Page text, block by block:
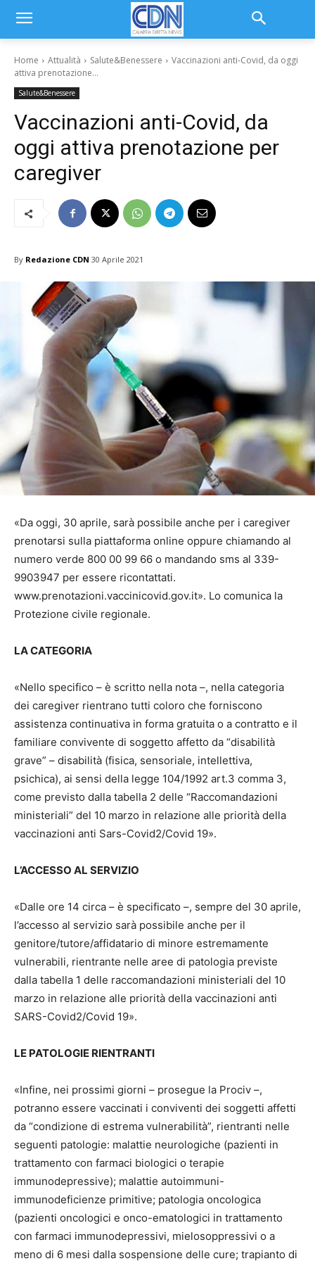
Home Attualità Salute&Benessere
Vaccinazioni anti-Covid, da oggi
attiva prenotazione...
Salute&Benessere
Vaccinazioni anti-Covid, da
oggi attiva prenotazione per
caregiver
By Redazione CDN 30 Aprile 2021
«Da oggi, 30 aprile, sarà possibile anche per i caregiver
prenotarsi sulla piattaforma online oppure chiamando al
numero verde 800 00 99 66 o mandando sms al 339-
9903947 per essere ricontattati.
www.prenotazioni.vaccinicovid.gov.it». Lo comunica la
Protezione civile regionale.
LA CATEGORIA
«Nello specifico – è scritto nella nota –, nella categoria
dei caregiver rientrano tutti coloro che forniscono
assistenza continuativa in forma gratuita o a contratto e il
familiare convivente di soggetto affetto da “disabilità
grave” – disabilità (fisica, sensoriale, intellettiva,
psichica), ai sensi della legge 104/1992 art.3 comma 3,
come previsto dalla tabella 2 delle “Raccomandazioni
ministeriali” del 10 marzo in relazione alle priorità della
vaccinazioni anti Sars-Covid2/Covid 19».
L’ACCESSO AL SERVIZIO
«Dalle ore 14 circa – è specificato –, sempre del 30 aprile,
l’accesso al servizio sarà possibile anche per il
genitore/tutore/affidatario di minore estremamente
vulnerabili, rientrante nelle aree di patologia previste
dalla tabella 1 delle raccomandazioni ministeriali del 10
marzo in relazione alle priorità della vaccinazioni anti
SARS-Covid2/Covid 19».
LE PATOLOGIE RIENTRANTI
«Infine, nei prossimi giorni – prosegue la Prociv –,
potranno essere vaccinati i conviventi dei soggetti affetti
da “condizione di estrema vulnerabilità”, rientranti nelle
seguenti patologie: malattie neurologiche (pazienti in
trattamento con farmaci biologici o terapie
immunodepressive); malattie autoimmuni-
immunodeficienze primitive; patologia oncologica
(pazienti oncologici e onco-ematologici in trattamento
con farmaci immunodepressivi, mielosoppressivi o a
meno di 6 mesi dalla sospensione delle cure; trapianto di